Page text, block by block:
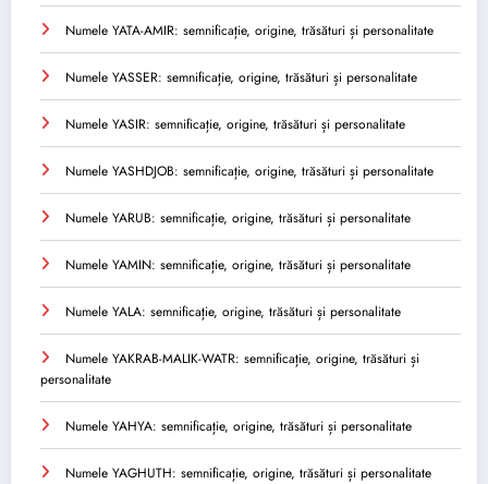
Numele YATA-AMIR: semnificație, origine, trăsături și personalitate
Numele YASSER: semnificație, origine, trăsături și personalitate
Numele YASIR: semnificație, origine, trăsături și personalitate
Numele YASHDJOB: semnificație, origine, trăsături și personalitate
Numele YARUB: semnificație, origine, trăsături și personalitate
Numele YAMIN: semnificație, origine, trăsături și personalitate
Numele YALA: semnificație, origine, trăsături și personalitate
Numele YAKRAB-MALIK-WATR: semnificație, origine, trăsături și
personalitate
Numele YAHYA: semnificație, origine, trăsături și personalitate
Numele YAGHUTH: semnificație, origine, trăsături și personalitate